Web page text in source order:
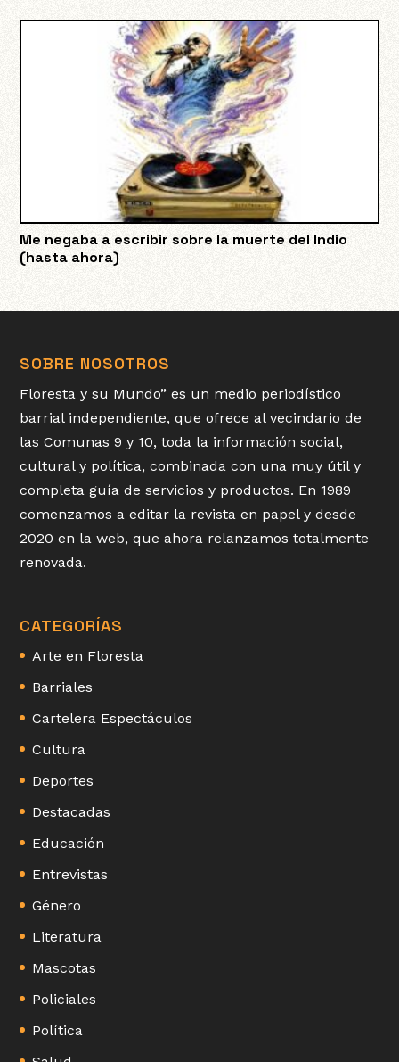
Me negaba a escribir sobre la muerte del Indio
(hasta ahora)
SOBRE NOSOTROS
Floresta y su Mundo” es un medio periodístico
barrial independiente, que ofrece al vecindario de
las Comunas 9 y 10, toda la información social,
cultural y política, combinada con una muy útil y
completa guía de servicios y productos. En 1989
comenzamos a editar la revista en papel y desde
2020 en la web, que ahora relanzamos totalmente
renovada.
CATEGORÍAS
Arte en Floresta
Barriales
Cartelera Espectáculos
Cultura
Deportes
Destacadas
Educación
Entrevistas
Género
Literatura
Mascotas
Policiales
Política